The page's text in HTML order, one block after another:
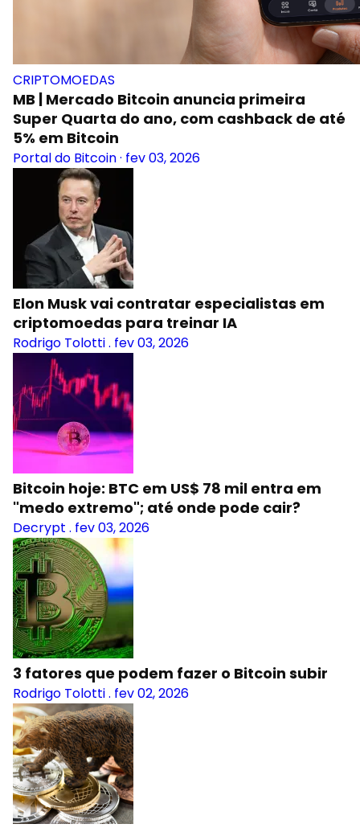
CRIPTOMOEDAS
MB | Mercado Bitcoin anuncia primeira
Super Quarta do ano, com cashback de até
5% em Bitcoin
Portal do Bitcoin· fev 03, 2026
Elon Musk vai contratar especialistas em
criptomoedas para treinar IA
Rodrigo Tolotti. fev 03, 2026
Bitcoin hoje: BTC em US$ 78 mil entra em
"medo extremo"; até onde pode cair?
Decrypt . fev 03, 2026
3 fatores que podem fazer o Bitcoin subir
Rodrigo Tolotti. fev 02, 2026